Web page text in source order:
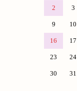
2 3
9 10
16 17
23 24
30 31